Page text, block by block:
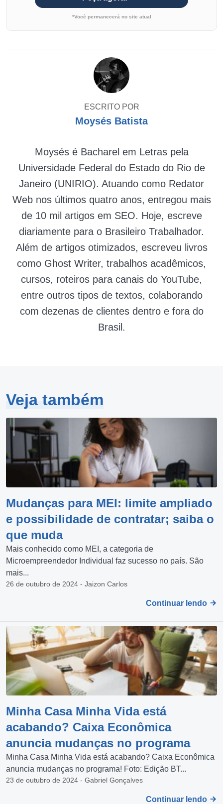
*Você permanecerá no site atual
ESCRITO POR
Moysés Batista
Moysés é Bacharel em Letras pela
Universidade Federal do Estado do Rio de
Janeiro (UNIRIO). Atuando como Redator
Web nos últimos quatro anos, entregou mais
de 10 mil artigos em SEO. Hoje, escreve
diariamente para o Brasileiro Trabalhador.
Além de artigos otimizados, escreveu livros
como Ghost Writer, trabalhos acadêmicos,
cursos, roteiros para canais do YouTube,
entre outros tipos de textos, colaborando
com dezenas de clientes dentro e fora do
Brasil.
Veja também
Mudanças para MEI: limite ampliado
e possibilidade de contratar; saiba o
que muda
Mais conhecido como MEI, a categoria de
Microempreendedor Individual faz sucesso no país. São
mais...
26 de outubro de 2024 - Jaizon Carlos
Continuar lendo
Minha Casa Minha Vida está
acabando? Caixa Econômica
anuncia mudanças no programa
Minha Casa Minha Vida está acabando? Caixa Econômica
anuncia mudanças no programa! Foto: Edição BT...
23 de outubro de 2024 - Gabriel Gonçalves
Continuar lendo